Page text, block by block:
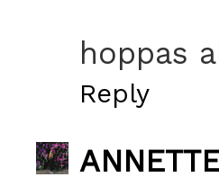
hoppas
Reply